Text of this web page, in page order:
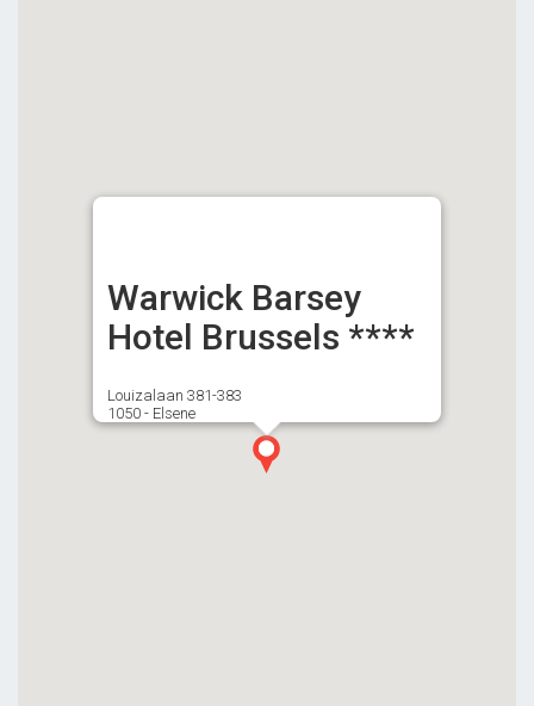
Warwick Barsey
Hotel Brussels ****
Louizalaan 381-383
1050 - Elsene